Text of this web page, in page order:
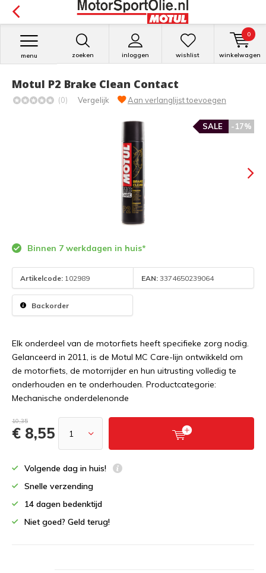
zoeken inloggen
menu wishlist winkelwagen
0
Motul P2 Brake Clean Contact
(0) Vergelijk Aan verlanglijst toevoegen
-17%
SALE
Binnen 7 werkdagen in huis*
Artikelcode: 102989 EAN: 3374650239064
Backorder
Elk onderdeel van de motorfiets heeft specifieke zorg nodig.
Gelanceerd in 2011, is de Motul MC Care-lijn ontwikkeld om
de motorfiets, de motorrijder en hun uitrusting volledig te
onderhouden en te onderhouden. Productcategorie:
Mechanische onderdelenonde
10,35
€ 8,55
Volgende dag in huis!
Snelle verzending
14 dagen bedenktijd
Niet goed? Geld terug!